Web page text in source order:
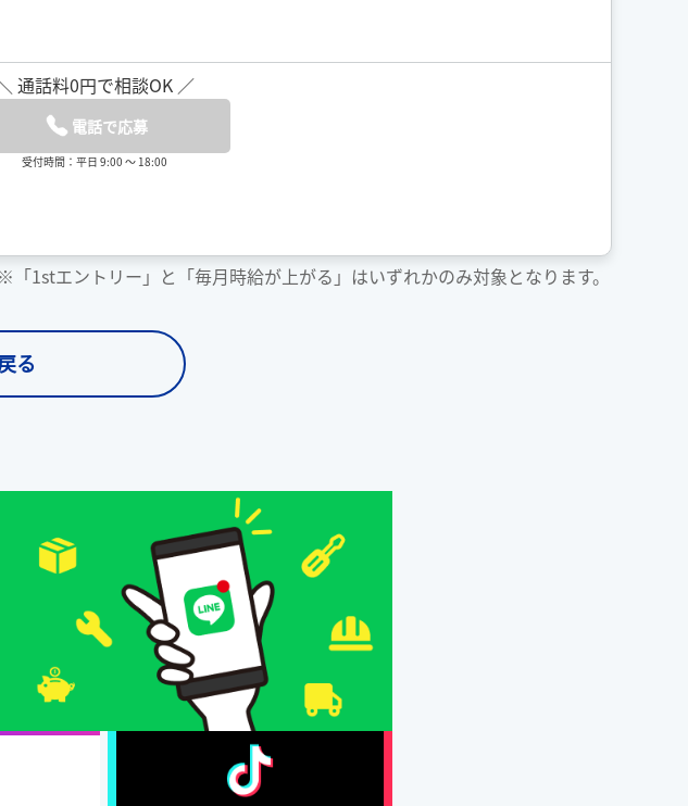
通話料0円で相談OK ／
電話で応募
受付時間：平日 9:00 ～ 18:00
※「1stエントリー」と「毎月時給が上がる」はいずれかのみ対象となります。
る